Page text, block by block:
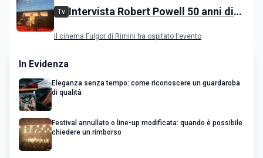
Tv Intervista Robert Powell 50 anni di
pubblico
Il cinema Fulgor di Rimini ha ospitato l'evento
In Evidenza
Eleganza senza tempo: come riconoscere un guardaroba
di qualità
Festival annullato o line-up modificata: quando è possibile
chiedere un rimborso